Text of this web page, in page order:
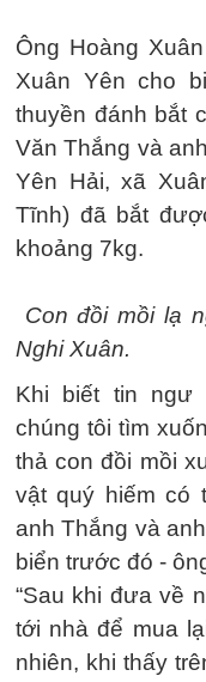
Ông Hoàng
Xuân Yên cho
thuyền đánh bắt
Văn Thắng và
Yên Hải, xã
Tĩnh) đã bắt
khoảng 7kg.
Con đồi mồi lạ
Nghi Xuân.
Khi biết tin ngư
chúng tôi tìm
thả con đồi mồi
vật quý hiếm có
anh Thắng và
biển trước đó -
“Sau khi đưa về
tới nhà để mua
nhiên, khi thấy